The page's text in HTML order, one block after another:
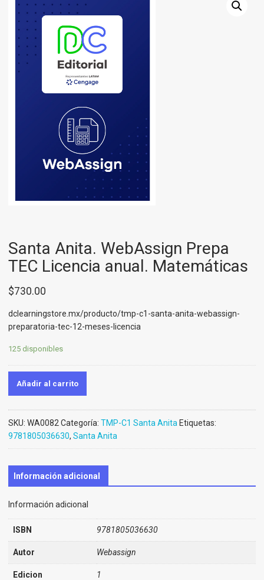
Santa Anita. WebAssign Prepa
TEC Licencia anual. Matemáticas
$730.00
dclearningstore.mx/producto/tmp-c1-santa-anita-webassign-
preparatoria-tec-12-meses-licencia
125 disponibles
Añadir al carrito
SKU: WA0082 Categoría: TMP-C1 Santa Anita Etiquetas:
9781805036630, Santa Anita
Información adicional
Información adicional
ISBN 9781805036630
Autor Webassign
Edicion 1